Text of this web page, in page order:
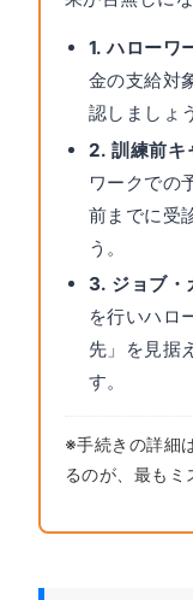
1. ハローワ
金の支給対
認しましょ
2. 訓練前キ
ワークでの
前までに受
う。
3. ジョブ・
を行いハロ
先」を見据
す。
※手続きの詳細
るのが、最もミ